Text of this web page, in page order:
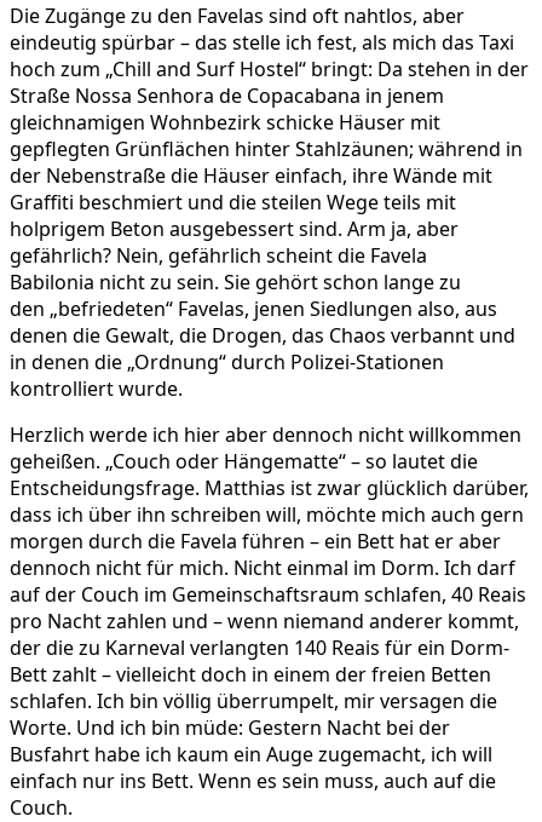
Die Zugänge zu den Favelas sind oft nahtlos, aber
eindeutig spürbar – das stelle ich fest, als mich das Taxi
hoch zum „Chill and Surf Hostel“ bringt: Da stehen in der
Straße Nossa Senhora de Copacabana in jenem
gleichnamigen Wohnbezirk schicke Häuser mit
gepflegten Grünflächen hinter Stahlzäunen; während in
der Nebenstraße die Häuser einfach, ihre Wände mit
Graffiti beschmiert und die steilen Wege teils mit
holprigem Beton ausgebessert sind. Arm ja, aber
gefährlich? Nein, gefährlich scheint die Favela
Babilonia nicht zu sein. Sie gehört schon lange zu
den „befriedeten“ Favelas, jenen Siedlungen also, aus
denen die Gewalt, die Drogen, das Chaos verbannt und
in denen die „Ordnung“ durch Polizei-Stationen
kontrolliert wurde.
Herzlich werde ich hier aber dennoch nicht willkommen
geheißen. „Couch oder Hängematte“ – so lautet die
Entscheidungsfrage. Matthias ist zwar glücklich darüber,
dass ich über ihn schreiben will, möchte mich auch gern
morgen durch die Favela führen – ein Bett hat er aber
dennoch nicht für mich. Nicht einmal im Dorm. Ich darf
auf der Couch im Gemeinschaftsraum schlafen, 40 Reais
pro Nacht zahlen und – wenn niemand anderer kommt,
der die zu Karneval verlangten 140 Reais für ein Dorm-
Bett zahlt – vielleicht doch in einem der freien Betten
schlafen. Ich bin völlig überrumpelt, mir versagen die
Worte. Und ich bin müde: Gestern Nacht bei der
Busfahrt habe ich kaum ein Auge zugemacht, ich will
einfach nur ins Bett. Wenn es sein muss, auch auf die
Couch.